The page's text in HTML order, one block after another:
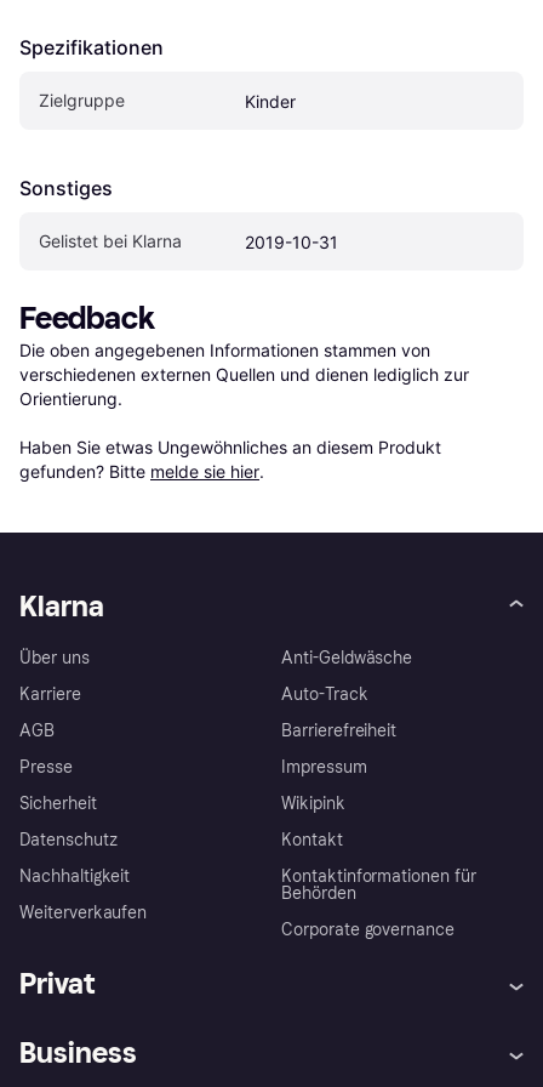
Spezifikationen
Zielgruppe Kinder
Sonstiges
Gelistet bei Klarna 2019-10-31
Feedback
Die oben angegebenen Informationen stammen von
verschiedenen externen Quellen und dienen lediglich zur
Orientierung.
Haben Sie etwas Ungewöhnliches an diesem Produkt
gefunden? Bitte melde sie hier.
Klarna
Über uns
Karriere
AGB
Presse
Sicherheit
Datenschutz
Nachhaltigkeit
Weiterverkaufen
Anti-Geldwäsche
Auto-Track
Barrierefreiheit
Impressum
Wikipink
Kontakt
Kontaktinformationen für
Behörden
Corporate governance
Privat
Business